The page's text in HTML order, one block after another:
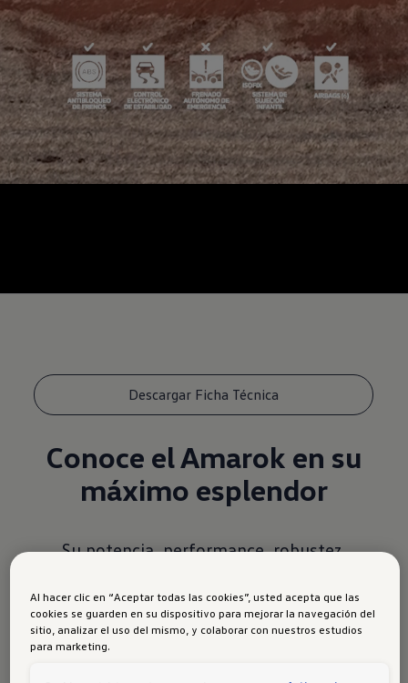
Descargar Ficha Técnica
Conoce el Amarok en su
máximo esplendor
Su potencia, performance, robustez,
lo convierten en la mejor pickup del
segmento.
Al hacer clic en “Aceptar todas las cookies”, usted acepta que las
cookies se guarden en su dispositivo para mejorar la navegación del
sitio, analizar el uso del mismo, y colaborar con nuestros estudios
para marketing.